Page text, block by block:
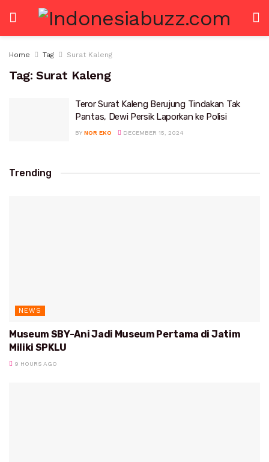
Home Tag Surat Kaleng
Tag: Surat Kaleng
Teror Surat Kaleng Berujung Tindakan Tak
Pantas, Dewi Persik Laporkan ke Polisi
BY NOR EKO DECEMBER 15, 2024
Trending
NEWS
Museum SBY-Ani Jadi Museum Pertama di Jatim
Miliki SPKLU
9 HOURS AGO